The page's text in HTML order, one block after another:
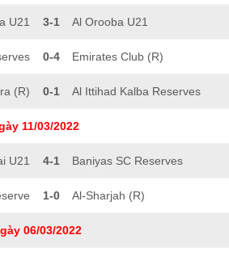
U21 3-1 Al Orooba U21
0-4 Emirates Club (R)
(R) 0-1 Al Ittihad Kalba Reserves
11/03/2022
U21 4-1 Baniyas SC Reserves
1-0 Al-Sharjah (R)
06/03/2022